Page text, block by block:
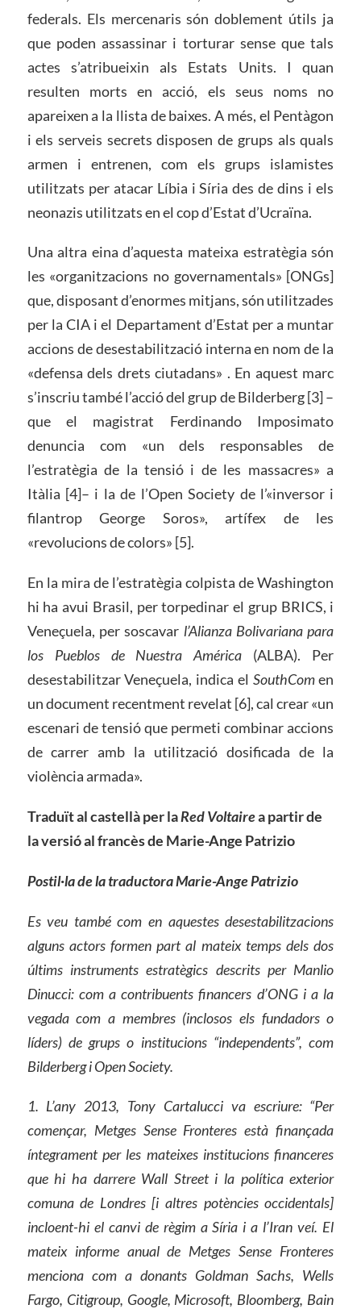
federals. Els mercenaris són doblement útils ja
que poden assassinar i torturar sense que tals
actes s’atribueixin als Estats Units. I quan
resulten morts en acció, els seus noms no
apareixen a la llista de baixes. A més, el Pentàgon
i els serveis secrets disposen de grups als quals
armen i entrenen, com els grups islamistes
utilitzats per atacar Líbia i Síria des de dins i els
neonazis utilitzats en el cop d’Estat d’Ucraïna.
Una altra eina d’aquesta mateixa estratègia són
les «organitzacions no governamentals» [ONGs]
que, disposant d’enormes mitjans, són utilitzades
per la CIA i el Departament d’Estat per a muntar
accions de desestabilització interna en nom de la
«defensa dels drets ciutadans» . En aquest marc
s’inscriu també l’acció del grup de Bilderberg [3] –
que el magistrat Ferdinando Imposimato
denuncia com «un dels responsables de
l’estratègia de la tensió i de les massacres» a
Itàlia [4]– i la de l’Open Society de l’«inversor i
filantrop George Soros», artífex de les
«revolucions de colors» [5].
En la mira de l’estratègia colpista de Washington
hi ha avui Brasil, per torpedinar el grup BRICS, i
Veneçuela, per soscavar l’Alianza Bolivariana para
los Pueblos de Nuestra América (ALBA). Per
desestabilitzar Veneçuela, indica el SouthComen
un document recentment revelat [6], cal crear «un
escenari de tensió que permeti combinar accions
de carrer amb la utilització dosificada de la
violència armada».
Traduït al castellà per laRed Voltairea partir de
la versió al francès de Marie-Ange Patrizio
Postil·la de la traductora Marie-Ange Patrizio
Es veu també com en aquestes desestabilitzacions
alguns actors formen part al mateix temps dels dos
últims instruments estratègics descrits per Manlio
Dinucci: com a contribuents financers d’ONG i a la
vegada com a membres (inclosos els fundadors o
líders) de grups o institucions “independents”, com
Bilderberg i Open Society.
1. L’any 2013, Tony Cartalucci va escriure: “Per
començar, Metges Sense Fronteres està finançada
íntegrament per les mateixes institucions financeres
que hi ha darrere Wall Street i la política exterior
comuna de Londres [i altres potències occidentals]
incloent-hi el canvi de règim a Síria i a l’Iran veí. El
mateix informe anual de Metges Sense Fronteres
menciona com a donants Goldman Sachs, Wells
Fargo, Citigroup, Google, Microsoft, Bloomberg, Bain